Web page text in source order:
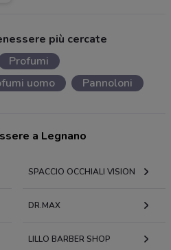
più cercate
Profumi
uomo Pannoloni
a Legnano
SPACCIO OCCHIALI VISION
DR.MAX
LILLO BARBER SHOP